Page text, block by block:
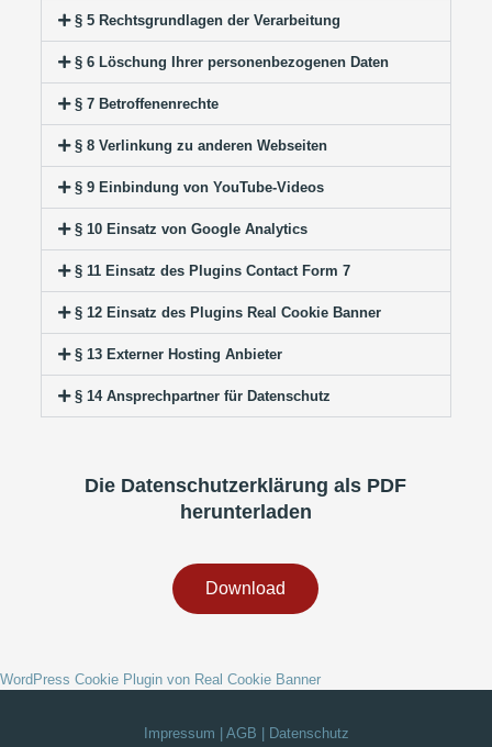
§ 5 Rechtsgrundlagen der Verarbeitung
§ 6 Löschung Ihrer personenbezogenen Daten
§ 7 Betroffenenrechte
§ 8 Verlinkung zu anderen Webseiten
§ 9 Einbindung von YouTube-Videos
§ 10 Einsatz von Google Analytics
§ 11 Einsatz des Plugins Contact Form 7
§ 12 Einsatz des Plugins Real Cookie Banner
§ 13 Externer Hosting Anbieter
§ 14 Ansprechpartner für Datenschutz
Die Datenschutzerklärung als PDF
herunterladen
Download
Impressum | AGB | Datenschutz
WordPress Cookie Plugin von Real Cookie Banner